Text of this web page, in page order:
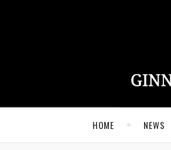
HOME NEWS